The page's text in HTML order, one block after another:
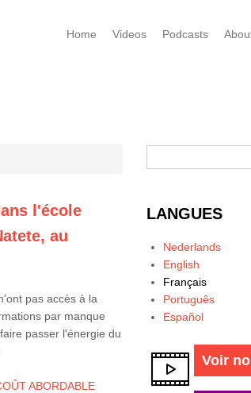
Home Videos Podcasts
l'école
au
pas accès à la
par manque
passer l'énergie du
ABORDABLE
LANGUES
Nederlands
English
Français
Português
Español
Voir